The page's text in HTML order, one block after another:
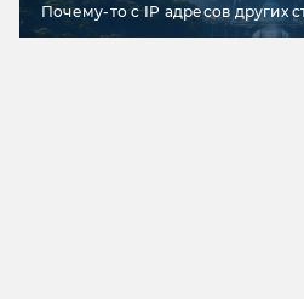
Почему-то с IP адресов других